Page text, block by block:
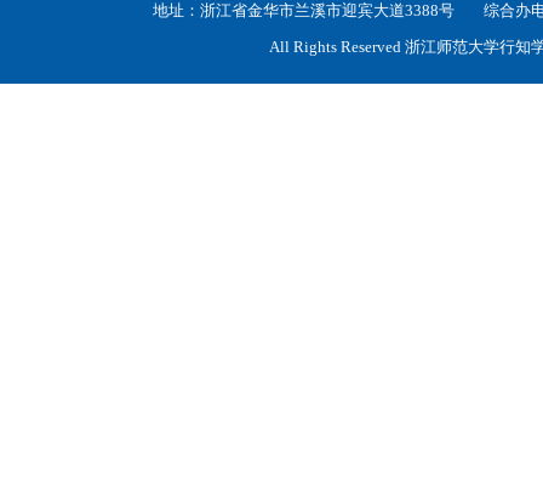
地址：浙江省金华市兰溪市迎宾大道3388号 综合
All Rights Reserved 浙江师范大学